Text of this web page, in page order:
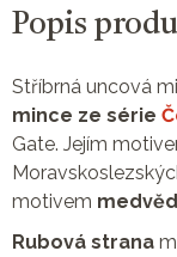
Popis
Stříbrná uncová
mince ze série
Gate. Jejím
motivem
Rubová strana